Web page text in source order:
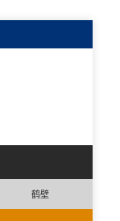
鹤壁